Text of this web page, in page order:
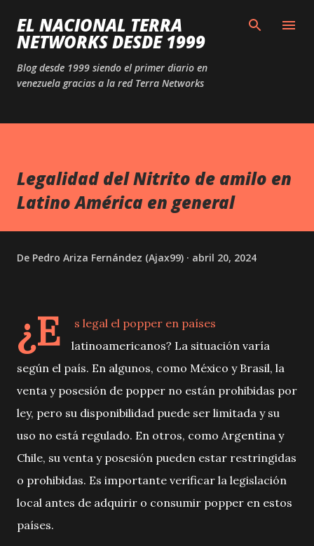
Ir al contenido principal
EL NACIONAL TERRA
NETWORKS DESDE 1999
Blog desde 1999 siendo el primer diario en
venezuela gracias a la red Terra Networks
Legalidad del Nitrito de amilo en
Latino América en general
De Pedro Ariza Fernández (Ajax99) abril 20, 2024
¿E
s legal el popper en países
latinoamericanos? La situación varía
según el país. En algunos, como México y Brasil, la
venta y posesión de popper no están prohibidas por
ley, pero su disponibilidad puede ser limitada y su
uso no está regulado. En otros, como Argentina y
Chile, su venta y posesión pueden estar restringidas
o prohibidas. Es importante verificar la legislación
local antes de adquirir o consumir popper en estos
países.